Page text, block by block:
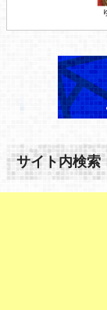
サイト内検索